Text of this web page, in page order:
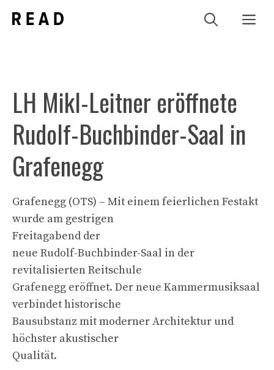
Inhalt
LH Mikl-Leitner eröffnete
Rudolf-Buchbinder-Saal in
Grafenegg
Grafenegg (OTS) – Mit einem feierlichen Festakt
wurde am gestrigen
Freitagabend der
neue Rudolf-Buchbinder-Saal in der
revitalisierten Reitschule
Grafenegg eröffnet. Der neue Kammermusiksaal
verbindet historische
Bausubstanz mit moderner Architektur und
höchster akustischer
Qualität.